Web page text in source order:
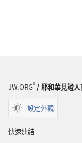
JW.ORG®/ 耶和華見證
設定外觀
快速連結